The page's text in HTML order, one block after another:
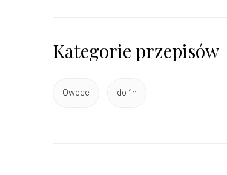
Kategorie przepisów
Owoce do 1h